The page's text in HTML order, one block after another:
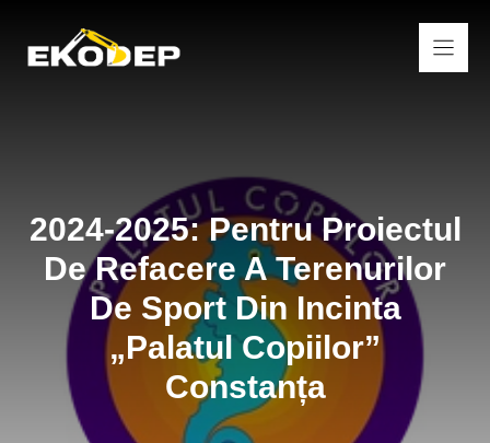
conținut
2024-2025: Pentru Proiectul
De Refacere A Terenurilor
De Sport Din Incinta
„Palatul Copiilor”
Constanța